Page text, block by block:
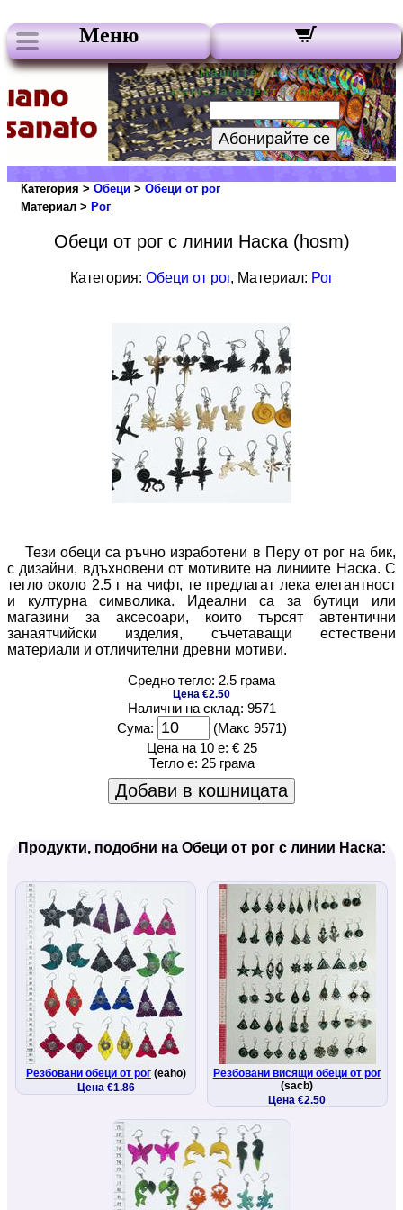
Меню
Нашите бюлетини:
Вашата електронна поща:
Абонирайте се
Категория > Обеци > Обеци от рог
Материал > Рог
Обеци от рог с линии Наска (hosm)
Категория: Обеци от рог, Материал: Рог
Тези обеци са ръчно изработени в Перу от рог на бик,
с дизайни, вдъхновени от мотивите на линиите Наска. С
тегло около 2.5 г на чифт, те предлагат лека елегантност
и културна символика. Идеални са за бутици или
магазини за аксесоари, които търсят автентични
занаятчийски изделия, съчетаващи естествени
материали и отличителни древни мотиви.
Средно тегло: 2.5 грама
Цена €2.50
Налични на склад: 9571
Сума:
(Макс 9571)
Цена на 10 е: € 25
Тегло е: 25 грама
Добави в кошницата
Продукти, подобни на Обеци от рог с линии Наска:
Резбовани обеци от рог(eaho)
Цена €1.86
Резбовани висящи обеци от рог
(sacb)
Цена €2.50